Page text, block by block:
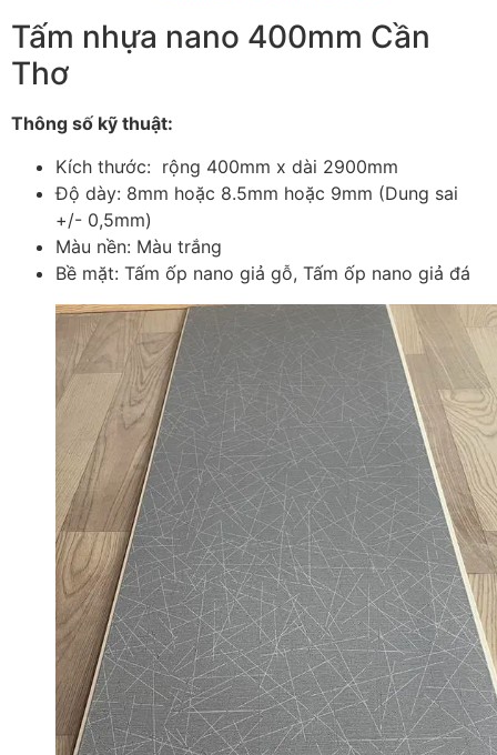
Tấm nhựa nano 400mm Cần
Thơ
Thông số kỹ thuật:
Kích thước: rộng 400mm x dài 2900mm
Độ dày: 8mm hoặc 8.5mm hoặc 9mm (Dung sai
+/- 0,5mm)
Màu nền: Màu trắng
Bề mặt: Tấm ốp nano giả gỗ, Tấm ốp nano giả đá